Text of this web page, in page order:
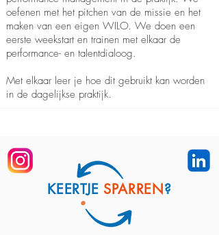
oefenen met het pitchen van de missie en het
maken van een eigen WILO. We doen een
eerste weekstart en trainen met elkaar de
performance- en talentdialoog.
Met elkaar leer je hoe dit gebruikt kan worden
in de dagelijkse praktijk.
KEERTJESPARREN?